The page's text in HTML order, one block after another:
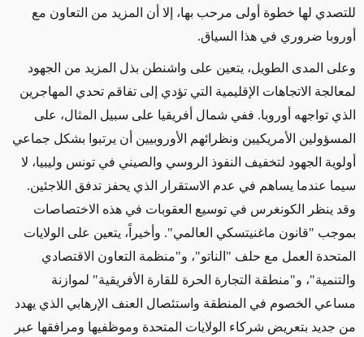
للتصدي لها خطوة أولى مرحب بها، إلا أن المزيد من التعاون مع
أوروبا ضروري في هذا السياق.
وعلى المدى الطويل، يتعين على واشنطن بذل المزيد من الجهود
لمعالجة الاتجاهات الإقليمية التي تؤدي إلى تفاقم تحدي المهاجرين
الذي تواجهه أوروبا. ففي شمال أفريقيا على سبيل المثال، على
المسؤولين الأمريكيين ونظرائهم الأوروبيين أن يرتبوا بشكل جماعي
أولوية الجهود لتخفيف النفوذ الروسي والصيني في تونس وليبيا، لا
سيما عندما يساهم في عدم الاستقرار الذي يحفز تدفق اللاجئين.
وقد ينظر الكونغرس في توسيع العقوبات في هذه الاختصاصات
بموجب "قانون ماغنيتسكي العالمي". وأخيراً، يتعين على الولايات
المتحدة العمل مع حلف "الناتو"، و"منظمة التعاون الاقتصادي
والتنمية"، و"منطقة التجارة الحرة للقارة الأفريقية" لموازنة
مساعي الخصوم في المنطقة واستئصال العنف الإرهابي الذي يهدد
من جديد بتعريض شركاء الولايات المتحدة وموظفيها ومرافقها عبر